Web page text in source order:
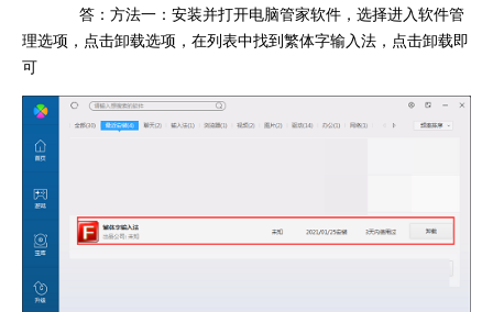
答：方法一：安装并打开电脑管家软件，选择进入软件管
理选项，点击卸载选项，在列表中找到繁体字输入法，点击卸载即
可